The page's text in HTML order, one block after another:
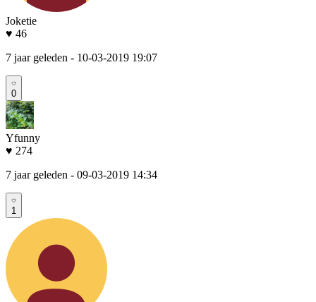
Joketie
♥ 46
7 jaar geleden - 10-03-2019 19:07
0
Yfunny
♥ 274
7 jaar geleden - 09-03-2019 14:34
1